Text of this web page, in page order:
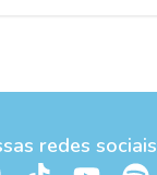
redes sociais